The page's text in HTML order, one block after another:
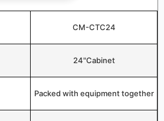
CM-CTC24
24"Cabinet
Packed with equipment together